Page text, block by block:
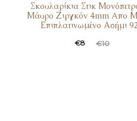
Σκουλαρίκια Στικ
Μάυρο Ζιργκόν 4mm Aπο
Επιπλατινωμένο Ασήμι
€10
€8